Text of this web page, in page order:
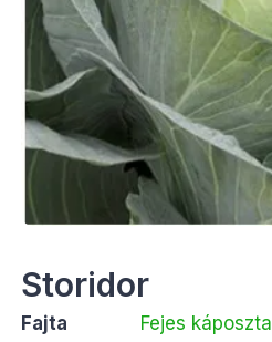
Storidor
Fajta
Fejes káposzta